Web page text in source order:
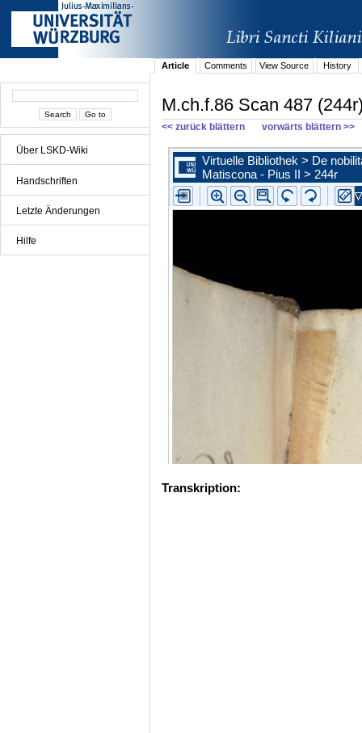
Über LSKD-Wiki
Handschriften
Letzte Änderungen
Hilfe
Article Comments View Source History
M.ch.f.86 Scan 487
<< zurück blättern vorwärts blättern >>
Transkription: